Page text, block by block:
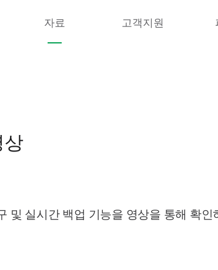
자료 고객지원
상
및 실시간 백업 기능을 영상을 통해 확인